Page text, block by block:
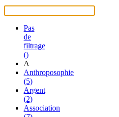
Pas
de
filtrage
()
A
Anthroposophie
(5)
Argent
(2)
Association